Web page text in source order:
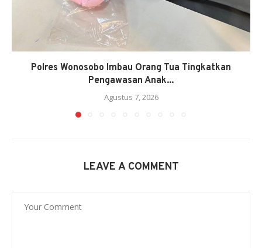
Polres Wonosobo Imbau Orang Tua Tingkatkan
Pengawasan Anak...
Agustus 7, 2026
LEAVE A COMMENT